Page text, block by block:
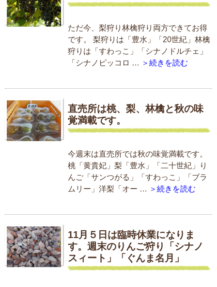
ただ今、梨狩り林檎狩り両方できてお得
です。 梨狩りは「豊水」「20世紀」林檎
狩りは「すわっこ」「シナノドルチェ」
「シナノピッコロ … ＞続きを読む
直売所は桃、梨、林檎と秋の味
覚満載です。
今週末は直売所では秋の味覚満載です。
桃「黄貴妃」梨「豊水」「二十世紀」り
んご「サンつがる」「すわっこ」「ブラ
ムリー」洋梨「オー … ＞続きを読む
11月５日は臨時休業になりま
す。週末のりんご狩り「シナノ
スィート」「ぐんま名月」